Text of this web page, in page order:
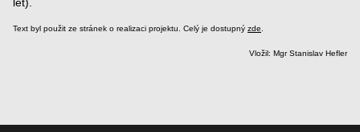
Text byl použit ze stránek o realizaci projektu. Celý je dostupný zde
Vložil: Mgr Stanislav Hefler